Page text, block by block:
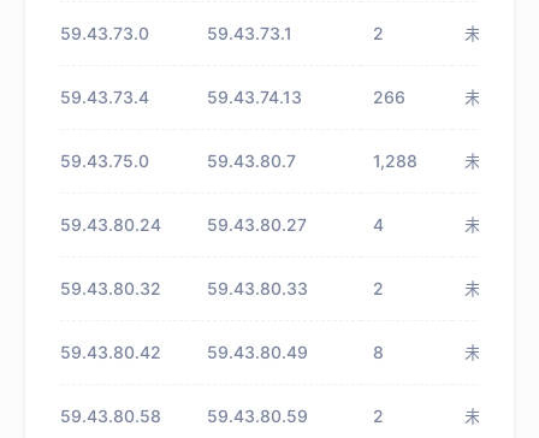
59.43.73.0 59.43.73.1 2 未知
59.43.73.4 59.43.74.13 266 未知
59.43.75.0 59.43.80.7 1,288 未知
59.43.80.24 59.43.80.27 4 未知
59.43.80.32 59.43.80.33 2 未知
59.43.80.42 59.43.80.49 8 未知
59.43.80.58 59.43.80.59 2 未知